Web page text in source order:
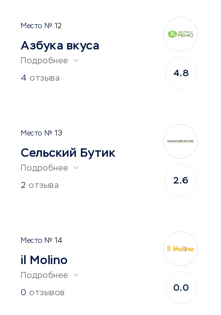
12
Азбука вкуса
Подробнее
4 отзыва
4.8
13
Сельский Бутик
Подробнее
2 отзыва
2.6
14
il Molino
Подробнее
0 отзывов
0.0